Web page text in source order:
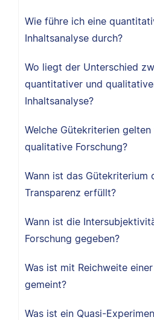
Wie führe ich eine
Inhaltsanalyse durch?
Wo liegt der Unterschied
quantitativer und
Inhaltsanalyse?
Welche Gütekriterien
qualitative Forschung?
Wann ist das Gütekriterium
Transparenz erfüllt?
Wann ist die
Forschung gegeben?
Was ist mit Reichweite
gemeint?
Was ist ein Quasi-